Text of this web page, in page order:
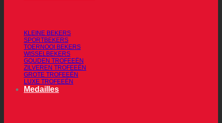
KLEINE BEKERS
SPORTBEKERS
TOERNOOI BEKERS
WISSELBEKERS
GOUDEN TROFEEËN
ZILVEREN TROFEEËN
GROTE TROFEEËN
LUXE TROFEEËN
Medailles